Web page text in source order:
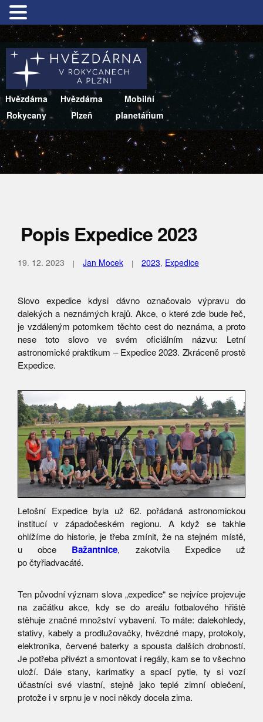
Hvězdárna
Rokycany
Hvězdárna
Plzeň
Mobilní
planetárium
Popis Expedice 2023
19. 12. 2023 Jan Mocek 2023, Expedice
Slovo expedice kdysi dávno označovalo výpravu do
dalekých a neznámých krajů. Akce, o které zde bude řeč,
je vzdáleným potomkem těchto cest do neznáma, a proto
nese toto slovo ve svém oficiálním názvu: Letní
astronomické praktikum – Expedice 2023. Zkráceně prostě
Expedice.
Letošní Expedice byla už 62. pořádaná astronomickou
institucí v západočeském regionu. A když se takhle
ohlížíme do historie, je třeba zmínit, že na stejném místě,
u obce Bažantnice, zakotvila Expedice už
po čtyřiadvacáté.
Ten původní význam slova „expedice“ se nejvíce projevuje
na začátku akce, kdy se do areálu fotbalového hřiště
stěhuje značné množství vybavení. To máte: dalekohledy,
stativy, kabely a prodlužovačky, hvězdné mapy, protokoly,
elektronika, červené baterky a spousta dalších drobností.
Je potřeba přivézt a smontovat i regály, kam se to všechno
uloží. Dále stany, karimatky a spací pytle, ty si vozí
účastníci své vlastní, stejně jako teplé zimní oblečení,
protože i v srpnu je v noci někdy docela zima.